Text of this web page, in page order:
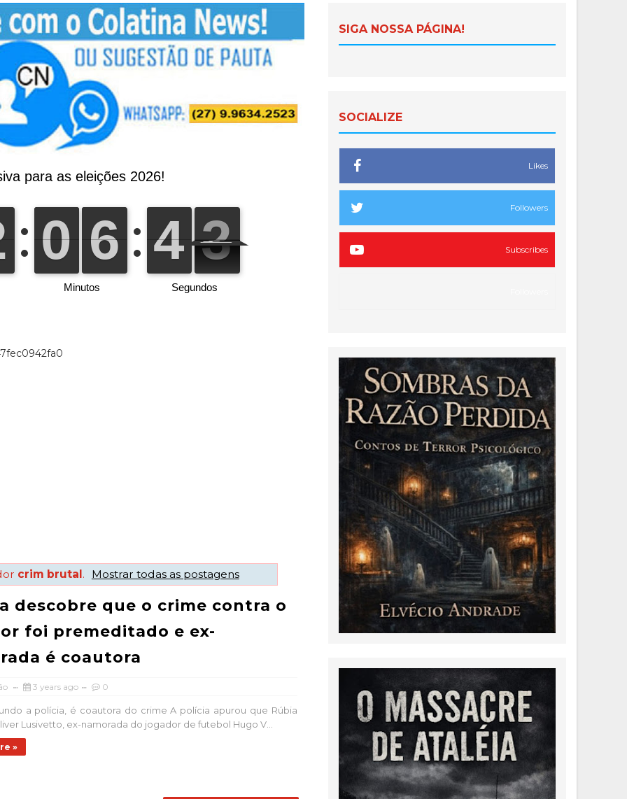
crim brutal. Mostrar todas as postagens
descobre que o crime contra o
foi premeditado e ex-
é coautora
3 years ago 0
a polícia, é coautora do crime A polícia apurou que Rúbia
Lusivetto, ex-namorada do jogador de futebol Hugo V...
»
SIGA NOSSA PÁGINA!
SOCIALIZE
Likes
Followers
Subscribes